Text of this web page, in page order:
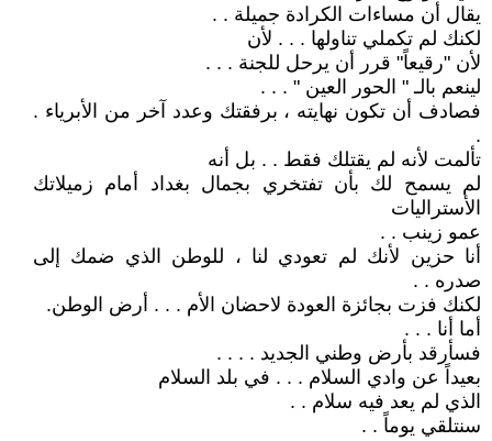
يقال أن مساءات الكرادة جميلة . .
لكنك لم تكملي تناولها . . . لأن
لأن "رقيعاً" قرر أن يرحل للجنة . . .
لينعم بالـ " الحور العين " . . .
فصادف أن تكون نهايته ، برفقتك وعدد آخر من الأبرياء .
.
تألمت لأنه لم يقتلك فقط . . بل أنه
لم يسمح لك بأن تفتخري بجمال بغداد أمام زميلاتك
الأستراليات
عمو زينب . .
أنا حزين لأنك لم تعودي لنا ، للوطن الذي ضمك إلى
صدره . .
لكنك فزت بجائزة العودة لاحضان الأم . . . أرض الوطن.
أما أنا . . .
فسأرقد بأرض وطني الجديد . . . .
بعيداً عن وادي السلام . . . في بلد السلام
الذي لم يعد فيه سلام . .
سنتلقي يوماً . .